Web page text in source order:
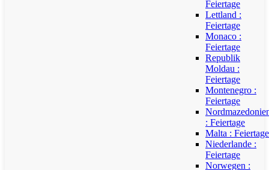
Feiertage
Lettland :
Feiertage
Monaco :
Feiertage
Republik
Moldau :
Feiertage
Montenegro :
Feiertage
: Feiertage
Malta : Feiertage
Niederlande :
Feiertage
Norwegen :